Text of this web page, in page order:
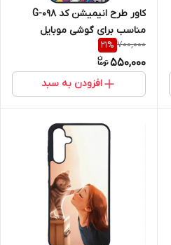
کاور طرح انیمیشن کد G-098
مناسب برای گوشی موبایل
سامسونگ Galaxy A16 4G / A16
5G
700,000
21%
550,000
افزودن به سبد